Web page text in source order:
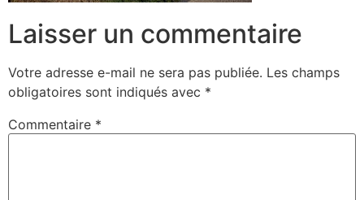
Laisser un commentaire
Votre adresse e-mail ne sera pas publiée. Les champs
obligatoires sont indiqués avec *
Commentaire *